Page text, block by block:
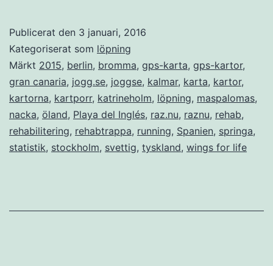
Publicerat den 3 januari, 2016
Kategoriserat som löpning
Märkt 2015, berlin, bromma, gps-karta, gps-kartor,
gran canaria, jogg.se, joggse, kalmar, karta, kartor,
kartorna, kartporr, katrineholm, löpning, maspalomas,
nacka, öland, Playa del Inglés, raz.nu, raznu, rehab,
rehabilitering, rehabtrappa, running, Spanien, springa,
statistik, stockholm, svettig, tyskland, wings for life